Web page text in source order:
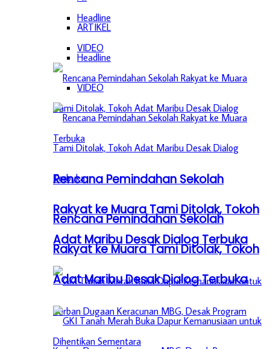
Headline
VIDEO
Rencana Pemindahan Sekolah
Rakyat ke Muara Tami Ditolak, Tokoh
Adat Maribu Desak Dialog Terbuka
ARTIKEL
Headline
VIDEO
Rencana Pemindahan Sekolah
Rakyat ke Muara Tami Ditolak, Tokoh
Adat Maribu Desak Dialog Terbuka